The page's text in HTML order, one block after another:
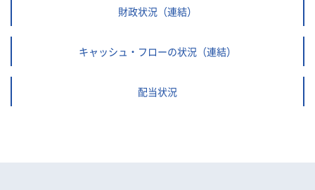
財政状況（連結）
キャッシュ・フローの状況（連結）
配当状況